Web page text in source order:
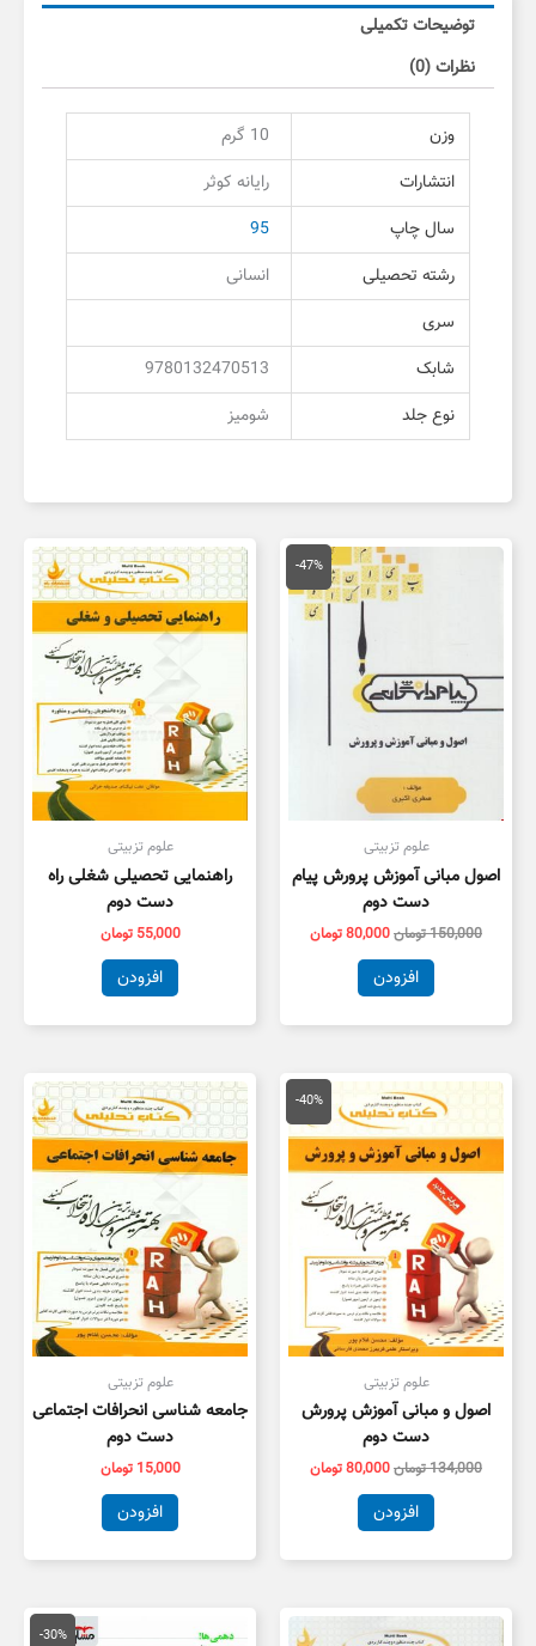
توضیحات تکمیلی
نظرات (0)
وزن
10 گرم
انتشارات
رایانه کوثر
سال چاپ
95
رشته تحصیلی
انسانی
سری
شابک
9780132470513
نوع جلد
شومیز
-47%
علوم تزبیتی
اصول مبانی آموزش پرورش پیام
دست دوم
150,000تومان
قیمت
اصلی
150,000 تومان
بود.
80,000تومان
قیمت
فعلی
80,000 تومان
است.
افزودن
علوم تزبیتی
راهنمایی تحصیلی شغلی راه
دست دوم
55,000 تومان
افزودن
-40%
علوم تزبیتی
اصول و مبانی آموزش پرورش
دست دوم
134,000تومان
قیمت
اصلی
134,000 تومان
بود.
80,000تومان
قیمت
فعلی
80,000 تومان
است.
افزودن
علوم تزبیتی
جامعه شناسی انحرافات اجتماعی
دست دوم
15,000 تومان
افزودن
-30%
قیمت
فعلی